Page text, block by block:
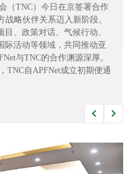
（TNC）今日在京签署合作
略伙伴关系迈入新阶段。
、政策对话、气候行动、
际活动等领域，共同推动亚
与TNC的合作渊源深厚。
TNC自APFNet成立初期便通